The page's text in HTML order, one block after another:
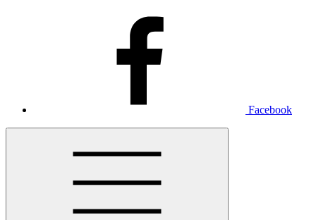
Facebook